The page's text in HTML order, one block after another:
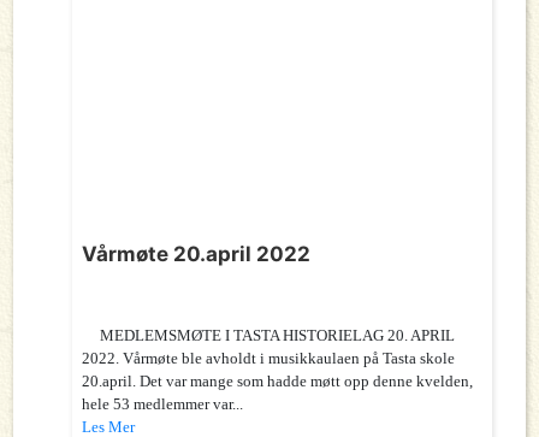
Vårmøte 20.april 2022
MEDLEMSMØTE I TASTA HISTORIELAG 20. APRIL
2022. Vårmøte ble avholdt i musikkaulaen på Tasta skole
20.april. Det var mange som hadde møtt opp denne kvelden,
hele 53 medlemmer var...
Les Mer